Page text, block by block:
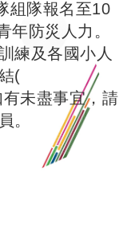
組隊報名至10
年防災人力。
練及各國小人
(
未盡事宜，請
。